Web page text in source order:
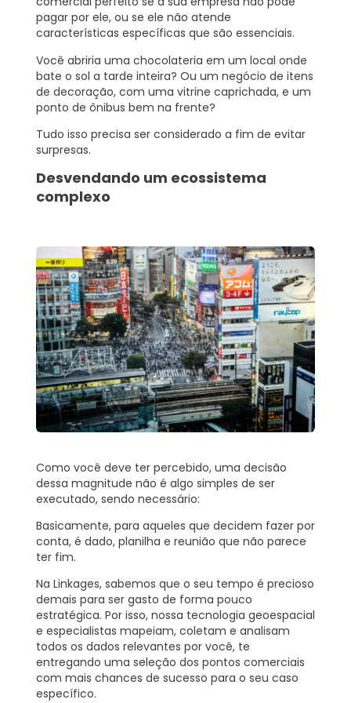
pagar por ele, ou se ele não atende
características específicas que são essenciais.
Você abriria uma chocolateria em um local onde
bate o sol a tarde inteira? Ou um negócio de itens
de decoração, com uma vitrine caprichada, e um
ponto de ônibus bem na frente?
Tudo isso precisa ser considerado a fim de evitar
surpresas.
Desvendando um ecossistema
complexo
Como você deve ter percebido, uma decisão
dessa magnitude não é algo simples de ser
executado, sendo necessário:
Basicamente, para aqueles que decidem fazer por
conta, é dado, planilha e reunião que não parece
ter fim.
Na Linkages, sabemos que o seu tempo é precioso
demais para ser gasto de forma pouco
estratégica. Por isso, nossa tecnologia geoespacial
e especialistas mapeiam, coletam e analisam
todos os dados relevantes por você, te
entregando uma seleção dos pontos comerciais
com mais chances de sucesso para o seu caso
específico.